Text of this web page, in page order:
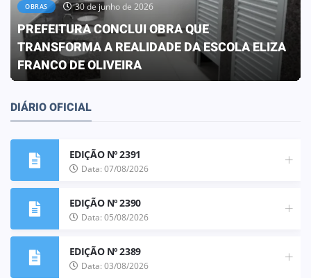
OBRAS 30 de junho de 2026
PREFEITURA CONCLUI OBRA QUE
TRANSFORMA A REALIDADE DA ESCOLA ELIZA
FRANCO DE OLIVEIRA
DIÁRIO OFICIAL
EDIÇÃO Nº 2391
Data: 07/08/2026
EDIÇÃO Nº 2390
Data: 05/08/2026
EDIÇÃO Nº 2389
Data: 03/08/2026